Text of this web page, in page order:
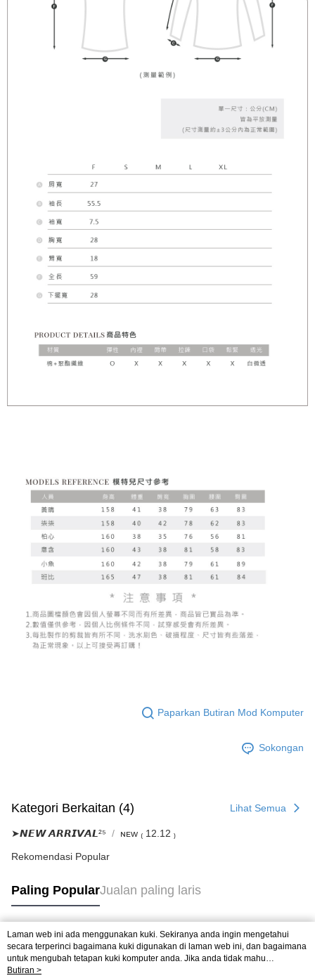
Paparkan Butiran Mod Komputer
Sokongan
Kategori Berkaitan (4) Lihat Semua
➤𝙉𝙀𝙒 𝘼𝙍𝙍𝙄𝙑𝘼𝙇²⁵ ɴᴇᴡ ₍ 12.12 ₎
Rekomendasi Popular
Paling PopularJualan paling laris
Tag Popular
Laman web ini ada menggunakan kuki. Sekiranya anda ingin mengetahui
secara terperinci bagaimana kuki digunakan di laman web ini, dan bagaimana
untuk mengubah tetapan kuki komputer anda. Jika anda tidak mahu
menggunakan kuki di komputer anda, sila rujuk penerangan mengenai kuki.
Butiran >